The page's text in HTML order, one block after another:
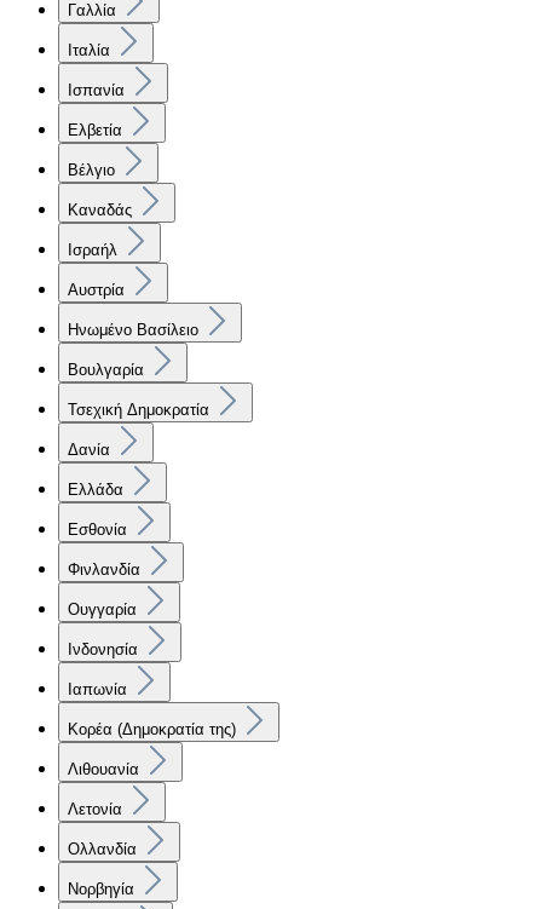
Γαλλία
Ιταλία
Ισπανία
Ελβετία
Βέλγιο
Καναδάς
Ισραήλ
Αυστρία
Ηνωμένο Βασίλειο
Βουλγαρία
Τσεχική Δημοκρατία
Δανία
Ελλάδα
Εσθονία
Φινλανδία
Ουγγαρία
Ινδονησία
Ιαπωνία
Κορέα (Δημοκρατία της)
Λιθουανία
Λετονία
Ολλανδία
Νορβηγία